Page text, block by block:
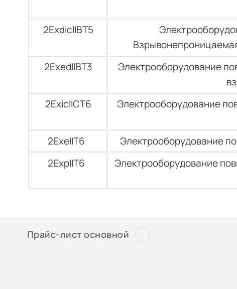
2ЕхdicIIВТ5
2ЕхedIIВТ3
Электрооборудование
2ЕхicIICТ6
Электрооборудование
2ЕхеIIТ6 Электрооборудование
2ЕхрIIТ6
Электрооборудование
Прайс-лист основной